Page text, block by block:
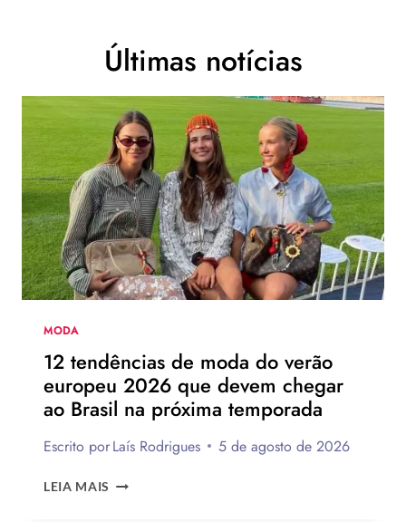
Últimas notícias
MODA
12 tendências de moda do verão
europeu 2026 que devem chegar
ao Brasil na próxima temporada
Escrito porLaís Rodrigues 5 de agosto de 2026
LEIA MAIS